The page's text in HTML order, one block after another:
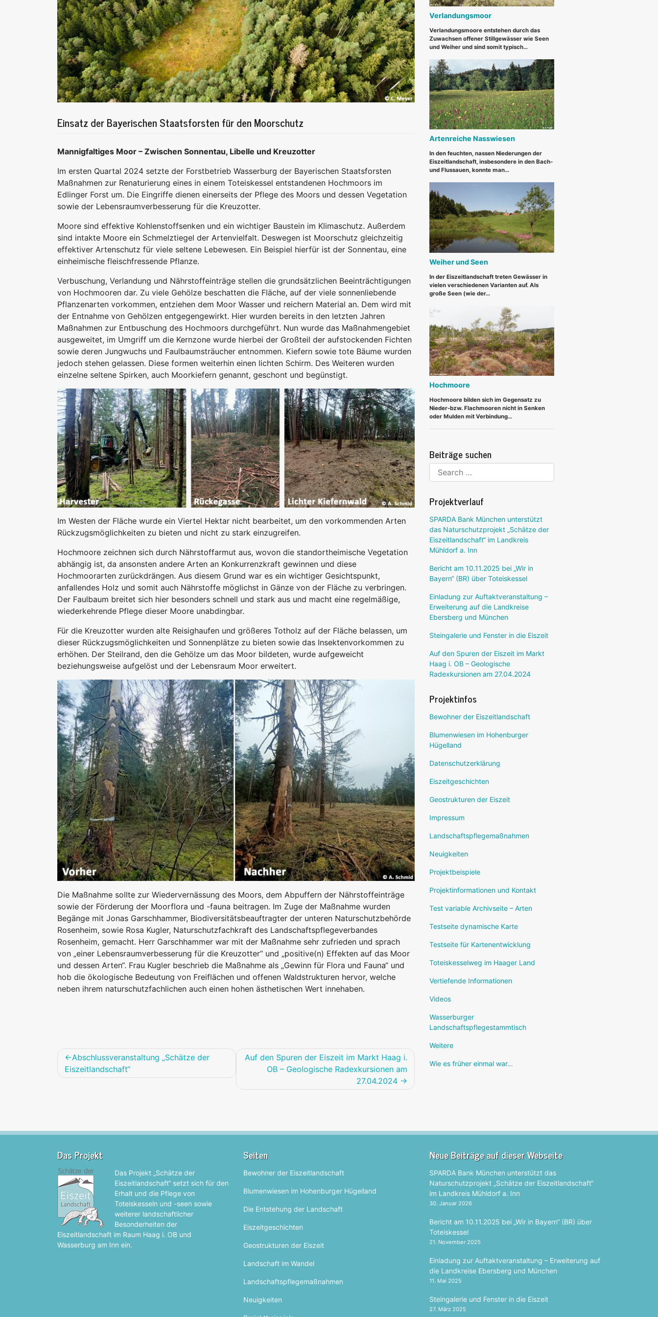
Einsatz der Bayerischen Staatsforsten für den Moorschutz
Mannigfaltiges Moor – Zwischen Sonnentau, Libelle und Kreuzotter
Im ersten Quartal 2024 setzte der Forstbetrieb Wasserburg der Bayerischen Staatsforsten
Maßnahmen zur Renaturierung eines in einem Toteiskessel entstandenen Hochmoors im
Edlinger Forst um. Die Eingriffe dienen einerseits der Pflege des Moors und dessen Vegetation
sowie der Lebensraumverbesserung für die Kreuzotter.
Moore sind effektive Kohlenstoffsenken und ein wichtiger Baustein im Klimaschutz. Außerdem
sind intakte Moore ein Schmelztiegel der Artenvielfalt. Deswegen ist Moorschutz gleichzeitig
effektiver Artenschutz für viele seltene Lebewesen. Ein Beispiel hierfür ist der Sonnentau, eine
einheimische fleischfressende Pflanze.
Verbuschung, Verlandung und Nährstoffeinträge stellen die grundsätzlichen Beeinträchtigungen
von Hochmooren dar. Zu viele Gehölze beschatten die Fläche, auf der viele sonnenliebende
Pflanzenarten vorkommen, entziehen dem Moor Wasser und reichern Material an. Dem wird mit
der Entnahme von Gehölzen entgegengewirkt. Hier wurden bereits in den letzten Jahren
Maßnahmen zur Entbuschung des Hochmoors durchgeführt. Nun wurde das Maßnahmengebiet
ausgeweitet, im Umgriff um die Kernzone wurde hierbei der Großteil der aufstockenden Fichten
sowie deren Jungwuchs und Faulbaumsträucher entnommen. Kiefern sowie tote Bäume wurden
jedoch stehen gelassen. Diese formen weiterhin einen lichten Schirm. Des Weiteren wurden
einzelne seltene Spirken, auch Moorkiefern genannt, geschont und begünstigt.
Im Westen der Fläche wurde ein Viertel Hektar nicht bearbeitet, um den vorkommenden Arten
Rückzugsmöglichkeiten zu bieten und nicht zu stark einzugreifen.
Hochmoore zeichnen sich durch Nährstoffarmut aus, wovon die standortheimische Vegetation
abhängig ist, da ansonsten andere Arten an Konkurrenzkraft gewinnen und diese
Hochmoorarten zurückdrängen. Aus diesem Grund war es ein wichtiger Gesichtspunkt,
anfallendes Holz und somit auch Nährstoffe möglichst in Gänze von der Fläche zu verbringen.
Der Faulbaum breitet sich hier besonders schnell und stark aus und macht eine regelmäßige,
wiederkehrende Pflege dieser Moore unabdingbar.
Für die Kreuzotter wurden alte Reisighaufen und größeres Totholz auf der Fläche belassen, um
dieser Rückzugsmöglichkeiten und Sonnenplätze zu bieten sowie das Insektenvorkommen zu
erhöhen. Der Steilrand, den die Gehölze um das Moor bildeten, wurde aufgeweicht
beziehungsweise aufgelöst und der Lebensraum Moor erweitert.
Die Maßnahme sollte zur Wiedervernässung des Moors, dem Abpuffern der Nährstoffeinträge
sowie der Förderung der Moorflora und -fauna beitragen. Im Zuge der Maßnahme wurden
Begänge mit Jonas Garschhammer, Biodiversitätsbeauftragter der unteren Naturschutzbehörde
Rosenheim, sowie Rosa Kugler, Naturschutzfachkraft des Landschaftspflegeverbandes
Rosenheim, gemacht. Herr Garschhammer war mit der Maßnahme sehr zufrieden und sprach
von „einer Lebensraumverbesserung für die Kreuzotter“ und „positive(n) Effekten auf das Moor
und dessen Arten“. Frau Kugler beschrieb die Maßnahme als „Gewinn für Flora und Fauna“ und
hob die ökologische Bedeutung von Freiflächen und offenen Waldstrukturen hervor, welche
neben ihrem naturschutzfachlichen auch einen hohen ästhetischen Wert innehaben.
Beitragsnavigation
Abschlussveranstaltung „Schätze der
Eiszeitlandschaft“
Auf den Spuren der Eiszeit im Markt Haag i.
OB – Geologische Radexkursionen am
27.04.2024
Verlandungsmoor
Verlandungsmoore entstehen durch das
Zuwachsen offener Stillgewässer wie Seen
und Weiher und sind somit typisch…
Artenreiche Nasswiesen
In den feuchten, nassen Niederungen der
Eiszeitlandschaft, insbesondere in den Bach-
und Flussauen, konnte man…
Weiher und Seen
In der Eiszeitlandschaft treten Gewässer in
vielen verschiedenen Varianten auf. Als
große Seen (wie der…
Hochmoore
Hochmoore bilden sich im Gegensatz zu
Nieder-bzw. Flachmooren nicht in Senken
oder Mulden mit Verbindung…
Beiträge suchen
Projektverlauf
SPARDA Bank München unterstützt
das Naturschutzprojekt „Schätze der
Eiszeitlandschaft“ im Landkreis
Mühldorf a. Inn
Bericht am 10.11.2025 bei „Wir in
Bayern“ (BR) über Toteiskessel
Einladung zur Auftaktveranstaltung –
Erweiterung auf die Landkreise
Ebersberg und München
Steingalerie und Fenster in die Eiszeit
Auf den Spuren der Eiszeit im Markt
Haag i. OB – Geologische
Radexkursionen am 27.04.2024
Projektinfos
Bewohner der Eiszeitlandschaft
Blumenwiesen im Hohenburger
Hügelland
Datenschutzerklärung
Eiszeitgeschichten
Geostrukturen der Eiszeit
Impressum
Landschaftspflegemaßnahmen
Neuigkeiten
Projektbeispiele
Projektinformationen und Kontakt
Test variable Archivseite – Arten
Testseite dynamische Karte
Testseite für Kartenentwicklung
Toteiskesselweg im Haager Land
Vertiefende Informationen
Videos
Wasserburger
Landschaftspflegestammtisch
Weitere
Wie es früher einmal war…
Das Projekt
Das Projekt „Schätze der
Eiszeitlandschaft“ setzt sich für den
Erhalt und die Pflege von
Toteiskesseln und -seen sowie
weiterer landschaftlicher
Besonderheiten der
Eiszeitlandschaft im Raum Haag i. OB und
Wasserburg am Inn ein.
Seiten
Bewohner der Eiszeitlandschaft
Blumenwiesen im Hohenburger Hügelland
Die Entstehung der Landschaft
Eiszeitgeschichten
Geostrukturen der Eiszeit
Landschaft im Wandel
Landschaftspflegemaßnahmen
Neuigkeiten
Neue Beiträge auf dieser Webseite
SPARDA Bank München unterstützt das
Naturschutzprojekt „Schätze der Eiszeitlandschaft“
im Landkreis Mühldorf a. Inn
30. Januar 2026
Bericht am 10.11.2025 bei „Wir in Bayern“ (BR) über
Toteiskessel
21. November 2025
Einladung zur Auftaktveranstaltung – Erweiterung auf
die Landkreise Ebersberg und München
11. Mai 2025
Steingalerie und Fenster in die Eiszeit
27. März 2025